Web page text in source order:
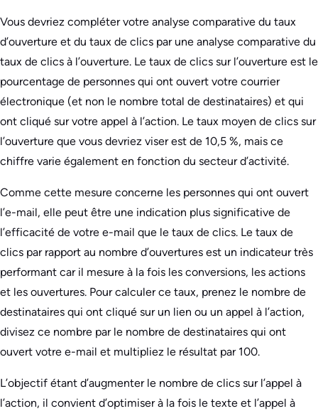
Vous devriez compléter votre analyse comparative du taux
d’ouverture et du taux de clics par une analyse comparative du
taux de clics à l’ouverture. Le taux de clics sur l’ouverture est le
pourcentage de personnes qui ont ouvert votre courrier
électronique (et non le nombre total de destinataires) et qui
ont cliqué sur votre appel à l’action. Le taux moyen de clics sur
l’ouverture que vous devriez viser est de 10,5 %, mais ce
chiffre varie également en fonction du secteur d’activité.
Comme cette mesure concerne les personnes qui ont ouvert
l’e-mail, elle peut être une indication plus significative de
l’efficacité de votre e-mail que le taux de clics. Le taux de
clics par rapport au nombre d’ouvertures est un indicateur très
performant car il mesure à la fois les conversions, les actions
et les ouvertures. Pour calculer ce taux, prenez le nombre de
destinataires qui ont cliqué sur un lien ou un appel à l’action,
divisez ce nombre par le nombre de destinataires qui ont
ouvert votre e-mail et multipliez le résultat par 100.
L’objectif étant d’augmenter le nombre de clics sur l’appel à
l’action, il convient d’optimiser à la fois le texte et l’appel à